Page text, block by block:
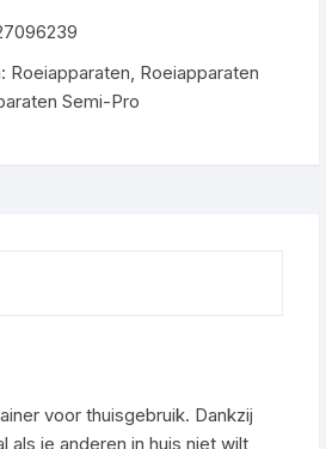
Roeiapparaten, Roeiapparaten
Semi-Pro
voor thuisgebruik. Dankzij
je anderen in huis niet wilt